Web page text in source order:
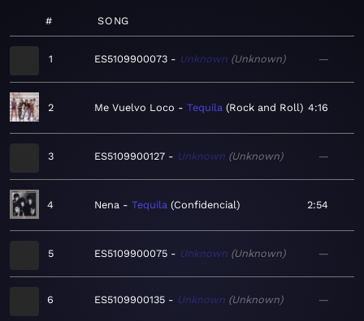
# SONG
1 ES5109900073 Unknown Unknown —
2 Me Vuelvo Loco Tequila Rock and Roll 4:16
3 ES5109900127 Unknown Unknown —
4 Nena Tequila Confidencial 2:54
5 ES5109900075 Unknown Unknown —
6 ES5109900135 Unknown Unknown —